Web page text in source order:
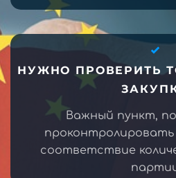
НУЖНО ПРОВЕРИТЬ
Важный пункт,
проконтролировать
соответствие